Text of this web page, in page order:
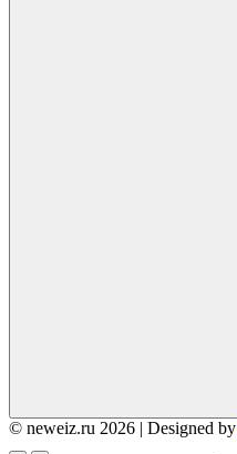
© neweiz.ru 2026 | Designed by